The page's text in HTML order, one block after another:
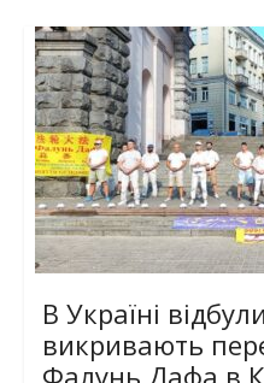
В Україні
викривають